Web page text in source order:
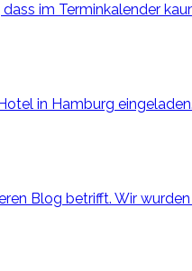
im Terminkalender
in Hamburg
Blog betrifft. Wir wurden